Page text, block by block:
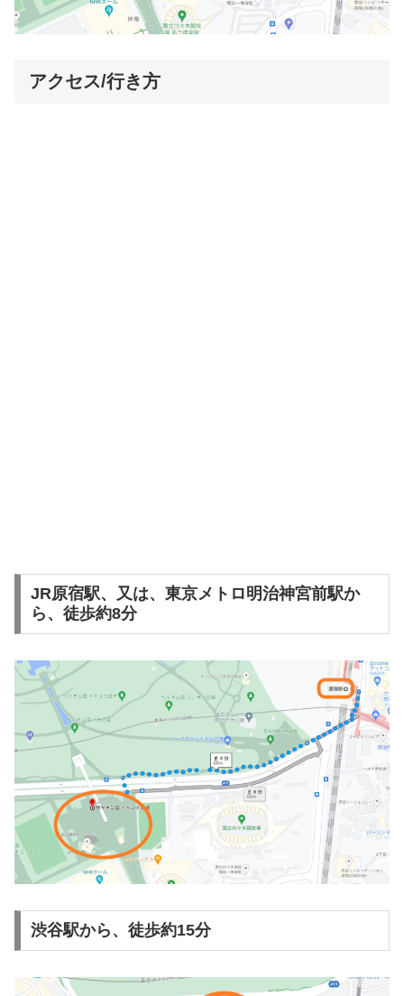
アクセス/行き方
JR原宿駅、又は、東京メトロ明治神宮前駅か
ら、徒歩約8分
渋谷駅から、徒歩約15分